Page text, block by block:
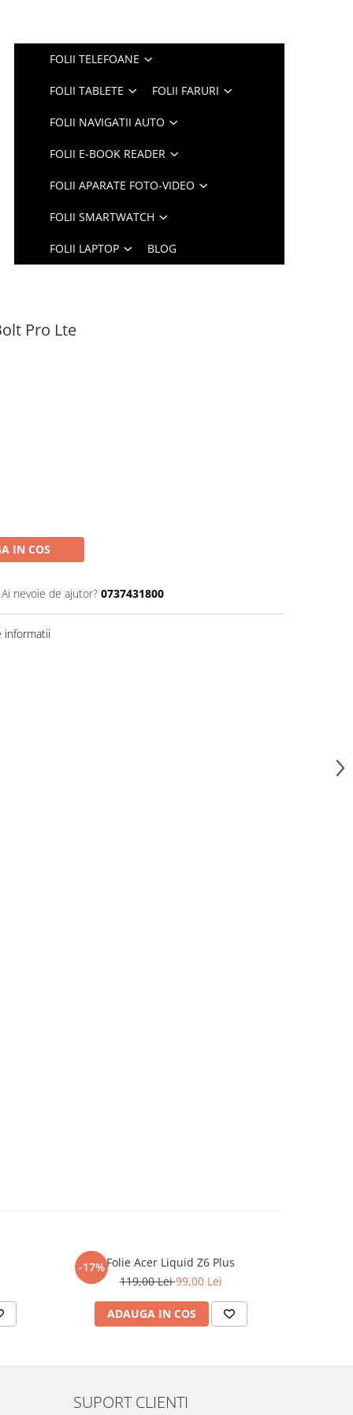
FOLII TELEFOANE
FOLII TABLETE FOLII FARURI
FOLII NAVIGATII AUTO
FOLII E-BOOK READER
FOLII APARATE FOTO-VIDEO
FOLII SMARTWATCH
FOLII LAPTOP BLOG
Pro Lte
IN COS
Ai nevoie de ajutor? 0737431800
informatii
-17%Folie Acer Liquid Z6 Plus
119,00 Lei99,00 Lei
ADAUGA IN COS
SUPORT CLIENTI